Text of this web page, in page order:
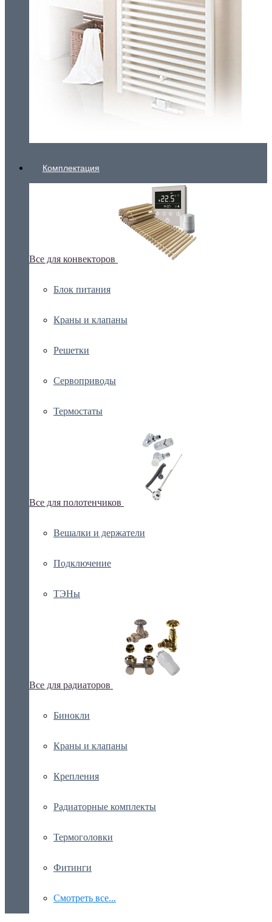
Комплектация
Все для конвекторов
Блок питания
Краны и клапаны
Решетки
Сервоприводы
Термостаты
Все для полотенчиков
Вешалки и держатели
Подключение
ТЭНы
Все для радиаторов
Бинокли
Краны и клапаны
Крепления
Радиаторные комплекты
Термоголовки
Фитинги
Смотреть все...